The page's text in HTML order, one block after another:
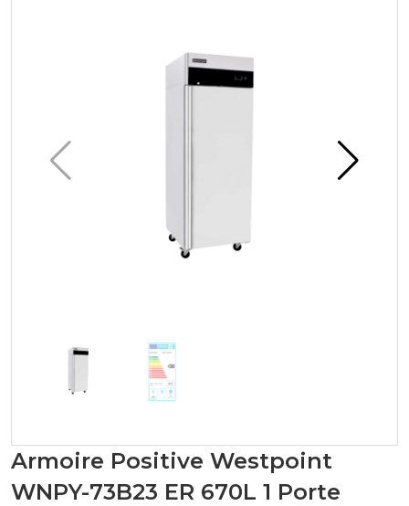
Armoire Positive Westpoint
WNPY-73B23 ER 670L 1 Porte